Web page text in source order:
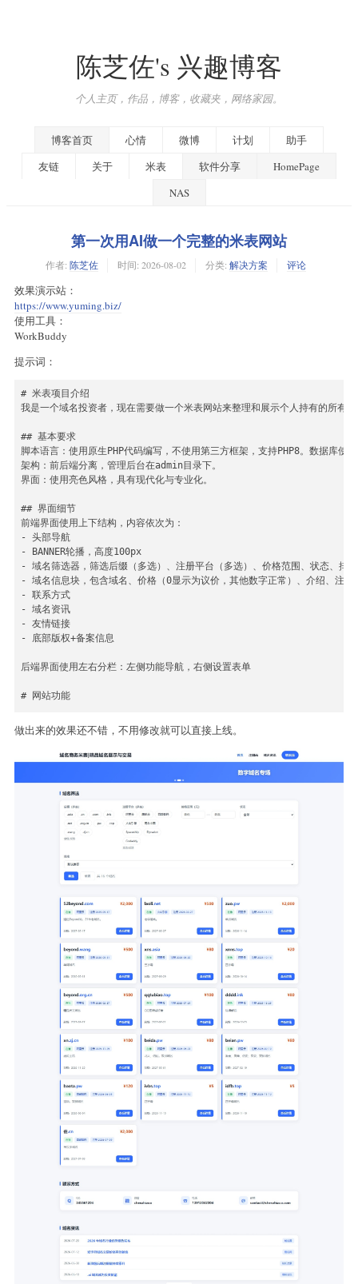
陈芝佐's 兴趣博客
个人主页，作品，博客，收藏夹，网络家园。
博客首页 心情 微博 计划
助手
友链
关于 米表 软件分享
HomePage
NAS
第一次用AI做一个完整的米表网站
作者: 陈芝佐 时间: 2026-08-02 分类: 解决方案 评论
效果演示站：
https://www.yuming.biz/
使用工具：
WorkBuddy
提示词：
# 米表项目介绍
我是一个域名投资者，现在需要做一个米表网站来整理和展示个人持有的所有
## 基本要求
脚本语言：使用原生PHP代码编写，不使用第三方框架，支持PHP8。数据库使
架构：前后端分离，管理后台在admin目录下。
界面：使用亮色风格，具有现代化与专业化。
## 界面细节
前端界面使用上下结构，内容依次为：
- 头部导航
- BANNER轮播，高度100px
- 域名筛选器，筛选后缀（多选）、注册平台（多选）、价格范围、状态、排
- 域名信息块，包含域名、价格（0显示为议价，其他数字正常）、介绍、注册
- 联系方式
- 域名资讯
- 友情链接
- 底部版权+备案信息
后端界面使用左右分栏：左侧功能导航，右侧设置表单
# 网站功能
## 首页
综合展示域名以及联系方式等基本信息。
LOGO墙展示所有注册商。
## 域名资讯
列表展示资讯链接，每页展示20条。
标题 日期 平台
### 网站基本信息
网站关键词
底部版权信息
网站备案号（工信备案，公安备案）
### 域名列表管理
域名基本信息：
- 域名：文本，自主填写
- 后缀：文本，自主填写
- 注册平台：下拉选择注册平台
- 注册时间，过期时间：时间，自主填写
- 价格：数字，自主填写
- 简介：文本，自主填写
- 状态：下拉选择（在售、展示、已售）
- 详情链接：网址链接，自主填写，前台会显示指向此链接的按钮
### 域名分类管理
### 域名注册商管理
- 注册商网址
- 注册商LOGO
- 注册商简介
- 注册商排序
做出来的效果还不错，不用修改就可以直接上线。